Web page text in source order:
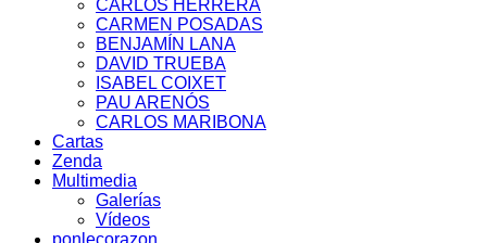
CARLOS HERRERA
CARMEN POSADAS
BENJAMÍN LANA
DAVID TRUEBA
ISABEL COIXET
PAU ARENÓS
CARLOS MARIBONA
Cartas
Zenda
Multimedia
Galerías
Vídeos
ponlecorazon